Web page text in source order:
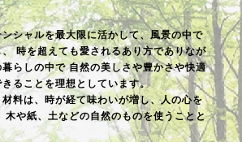
シャルを最大限に活かして、風景の中で
、時を超えても愛されるあり方でありなが
らしの中で自然の美しさや豊かさや快適
ることを理想としています。
料は、時が経て味わいが増し、人の心を
木や紙、土などの自然のものを使うことと